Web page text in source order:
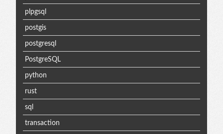
plpgsql
postgis
postgresql
PostgreSQL
python
rust
sql
transaction